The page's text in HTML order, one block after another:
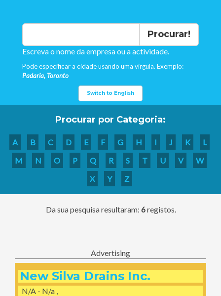
Procurar!
Escreva o nome da empresa ou a actividade.
Pode especificar a cidade usando uma virgula. Exemplo:
Padaria, Toronto
Switch to English
Procurar por Categoria:
A B C D E F G H I J K
L
M
N O P Q R S T U V
W
X
Y Z
Da sua pesquisa resultaram: 6registos.
Advertising
New Silva Drains Inc.
N/A - N/a ,